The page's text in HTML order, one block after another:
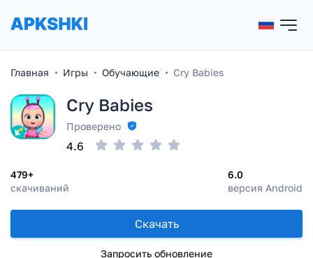
Главная Игры Обучающие Cry Babies
Cry Babies
Проверено
479+
скачиваний
6.0
версия Android
4.6
Скачать
Запросить обновление